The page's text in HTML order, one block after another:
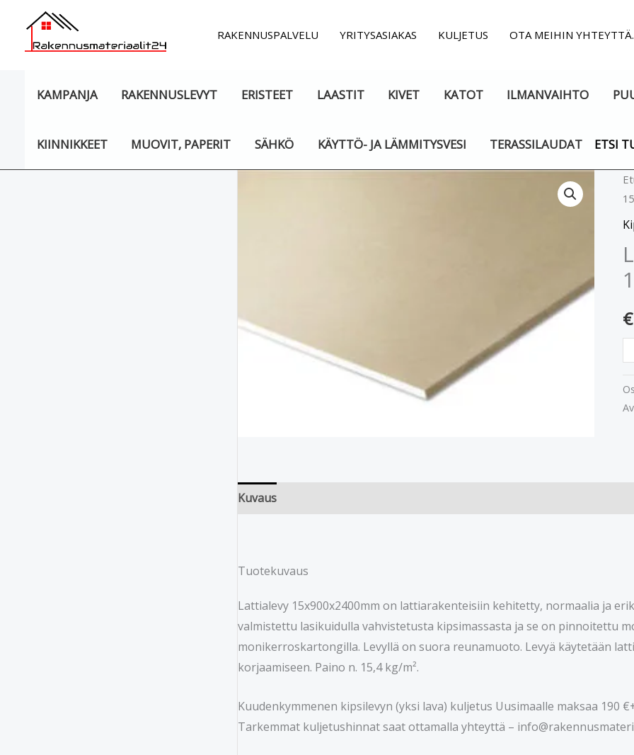
sisältöön
RAKENNUSPALVELU YRITYSASIAKAS KULJETUS OTA MEIHIN YHTEYTTÄ.
KAMPANJA RAKENNUSLEVYT ERISTEET LAASTIT KIVET KATOT ILMANVAIHTO
KIINNIKKEET MUOVIT, PAPERIT SÄHKÖ KÄYTTÖ- JA LÄMMITYSVESI TERASSILAUDAT ETSI
€
Kuvaus
Tuotekuvaus
Lattialevy 15x900x2400mm on lattiarakenteisiin kehitetty, normaalia ja
valmistettu lasikuidulla vahvistetusta kipsimassasta ja se on pinnoitettu
monikerroskartongilla. Levyllä on suora reunamuoto. Levyä käytetään
korjaamiseen. Paino n. 15,4 kg/m².
Kuudenkymmenen kipsilevyn (yksi lava) kuljetus Uusimaalle maksaa 190
Tarkemmat kuljetushinnat saat ottamalla yhteyttä –